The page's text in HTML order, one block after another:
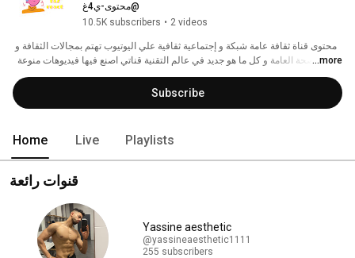
@محتوى-ي4غ
10.5K subscribers • 2 videos
تحتوي على فائدة ومتعة لكل أفراد العائلة.
...more
Subscribe
Home Live Playlists
قنوات رائعة
Yassine aesthetic
@yassineaesthetic1111
255 subscribers